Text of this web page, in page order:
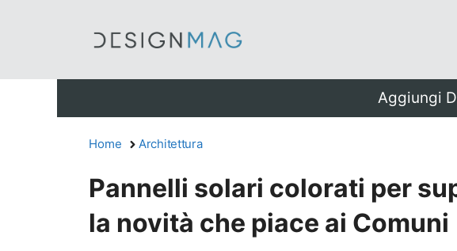
Aggiungi
Home Architettura
Pannelli solari colorati per
la novità che piace ai Comuni